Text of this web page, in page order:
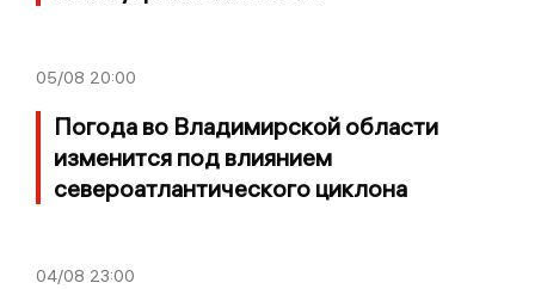
05/08 20:00
Погода во Владимирской области
изменится под влиянием
североатлантического циклона
04/08 23:00